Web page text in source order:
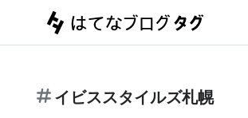
イビススタイルズ札幌